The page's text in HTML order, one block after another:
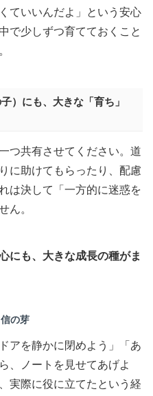
ていいんだよ」という安心
で少しずつ育てておくこと
）にも、大きな「育ち」
つ共有させてください。道
に助けてもらったり、配慮
は決して「一方的に迷惑を
ん。
にも、大きな成長の種がま
の芽
アを静かに閉めよう」「あ
、ノートを見せてあげよ
実際に役に立てたという経